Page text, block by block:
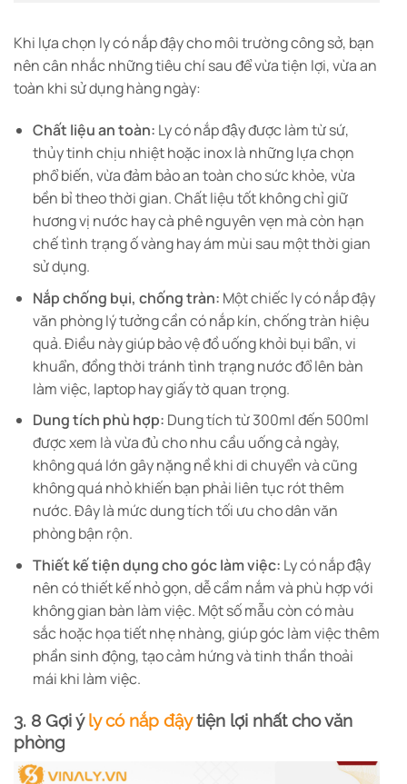
Khi lựa chọn ly có nắp đậy cho môi trường công sở, bạn
nên cân nhắc những tiêu chí sau để vừa tiện lợi, vừa an
toàn khi sử dụng hàng ngày:
Chất liệu an toàn: Ly có nắp đậy được làm từ sứ,
thủy tinh chịu nhiệt hoặc inox là những lựa chọn
phổ biến, vừa đảm bảo an toàn cho sức khỏe, vừa
bền bỉ theo thời gian. Chất liệu tốt không chỉ giữ
hương vị nước hay cà phê nguyên vẹn mà còn hạn
chế tình trạng ố vàng hay ám mùi sau một thời gian
sử dụng.
Nắp chống bụi, chống tràn: Một chiếc ly có nắp đậy
văn phòng lý tưởng cần có nắp kín, chống tràn hiệu
quả. Điều này giúp bảo vệ đồ uống khỏi bụi bẩn, vi
khuẩn, đồng thời tránh tình trạng nước đổ lên bàn
làm việc, laptop hay giấy tờ quan trọng.
Dung tích phù hợp: Dung tích từ 300ml đến 500ml
được xem là vừa đủ cho nhu cầu uống cả ngày,
không quá lớn gây nặng nề khi di chuyển và cũng
không quá nhỏ khiến bạn phải liên tục rót thêm
nước. Đây là mức dung tích tối ưu cho dân văn
phòng bận rộn.
Thiết kế tiện dụng cho góc làm việc: Ly có nắp đậy
nên có thiết kế nhỏ gọn, dễ cầm nắm và phù hợp với
không gian bàn làm việc. Một số mẫu còn có màu
sắc hoặc họa tiết nhẹ nhàng, giúp góc làm việc thêm
phần sinh động, tạo cảm hứng và tinh thần thoải
mái khi làm việc.
3. 8 Gợi ýly có nắp đậytiện lợi nhất cho văn
phòng